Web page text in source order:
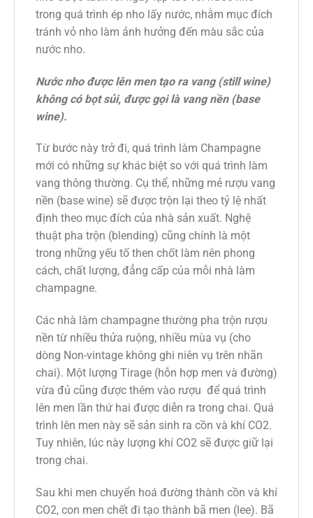
trong quá trình ép nho lấy nước, nhằm mục đích
tránh vỏ nho làm ảnh hưởng đến màu sắc của
nước nho.
Nước nho được lên men tạo ra vang (still wine)
không có bọt sủi, được gọi là vang nền (base
wine).
Từ bước này trở đi, quá trình làm Champagne
mới có những sự khác biệt so với quá trình làm
vang thông thường. Cụ thể, những mẻ rượu vang
nền (base wine) sẽ được trộn lại theo tỷ lệ nhất
định theo mục đích của nhà sản xuất. Nghệ
thuật pha trộn (blending) cũng chính là một
trong những yếu tố then chốt làm nên phong
cách, chất lượng, đẳng cấp của mỗi nhà làm
champagne.
Các nhà làm champagne thường pha trộn rượu
nền từ nhiều thửa ruộng, nhiều mùa vụ (cho
dòng Non-vintage không ghi niên vụ trên nhãn
chai). Một lượng Tirage (hỗn hợp men và đường)
vừa đủ cũng được thêm vào rượu để quá trình
lên men lần thứ hai được diễn ra trong chai. Quá
trình lên men này sẽ sản sinh ra cồn và khí CO2.
Tuy nhiên, lúc này lượng khí CO2 sẽ được giữ lại
trong chai.
Sau khi men chuyển hoá đường thành cồn và khí
CO2, con men chết đi tạo thành bã men (lee). Bã